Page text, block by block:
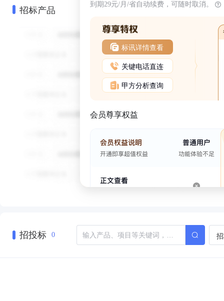
招标产品 到期29元/月/省自动续费，可随时取消。
标讯详情查看
关键电话直连
甲方分析查询
会员尊享权益
招投标 0